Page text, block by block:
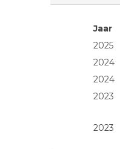
Jaar
2025
2024
2024
2023
2023